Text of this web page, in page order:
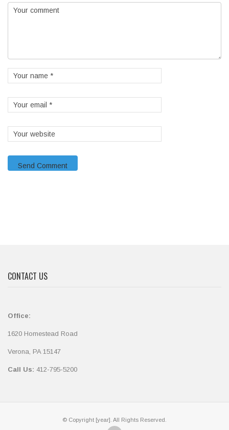
CONTACT US
Office:
1620 Homestead Road
Verona, PA 15147
Call Us: 412-795-5200
© Copyright [year]. All Rights Reserved.